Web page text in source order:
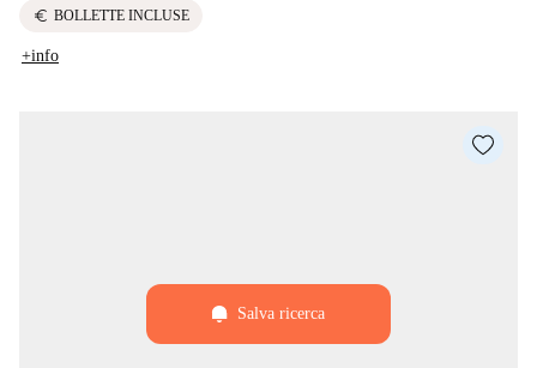
euro BOLLETTE INCLUSE
+info
Salva ricerca